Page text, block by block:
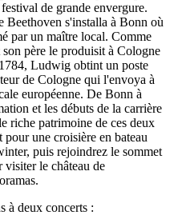
de grande envergure.
s'installa à Bonn où
par un maître local. Comme
père le produisit à Cologne
Ludwig obtint un poste
de Cologne qui l'envoya à
européenne. De Bonn à
et les débuts de la carrière
riche patrimoine de ces deux
pour une croisière en bateau
puis rejoindrez le sommet
le château de
à deux concerts :